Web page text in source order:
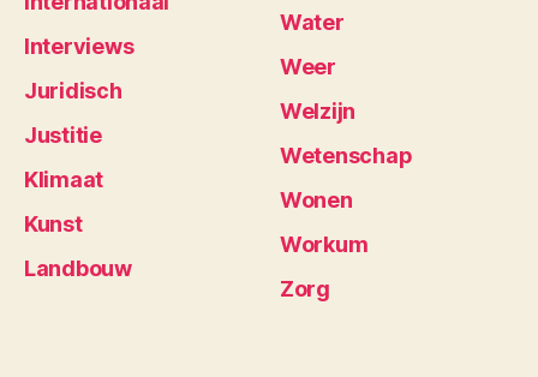
Interviews
Juridisch
Justitie
Klimaat
Kunst
Landbouw
Water
Weer
Welzijn
Wetenschap
Wonen
Workum
Zorg